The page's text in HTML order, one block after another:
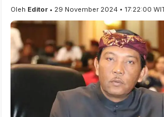
Oleh Editor • 29 November 2024 • 17:22:00